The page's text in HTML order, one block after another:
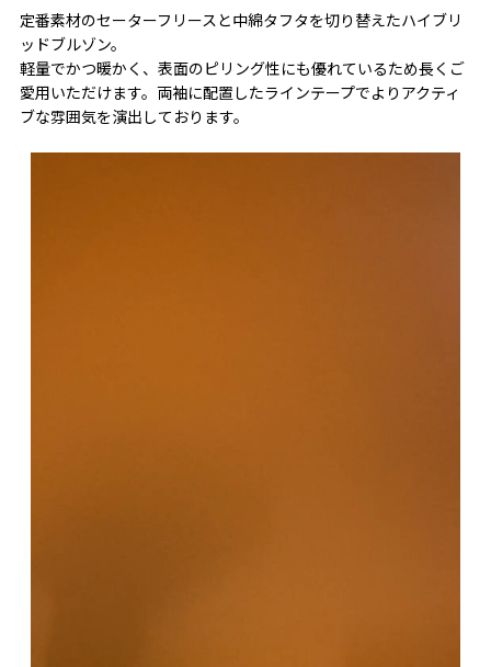
定番素材のセーターフリースと中綿タフタを切り替えたハイブリ
ッドブルゾン。
軽量でかつ暖かく、表面のピリング性にも優れているため長くご
愛用いただけます。両袖に配置したラインテープでよりアクティ
ブな雰囲気を演出しております。